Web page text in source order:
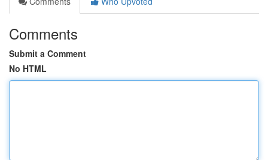
Comments
Submit a Comment
No HTML